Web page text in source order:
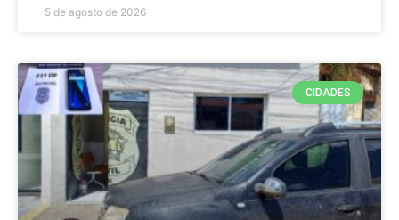
5 de agosto de 2026
CIDADES